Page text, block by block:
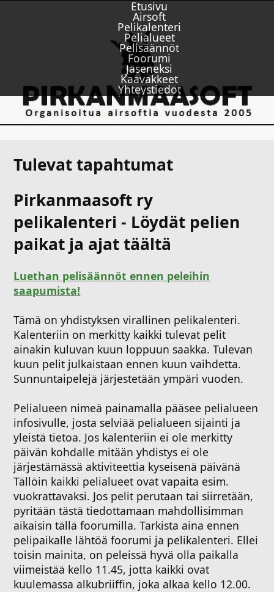
Etusivu
Airsoft
Pelikalenteri
Pelialueet
Pelisäännöt
Foorumi
Jäseneksi
Kaavakkeet
Yhteystiedot
Tulevat tapahtumat
Pirkanmaasoft ry
pelikalenteri - Löydät pelien
paikat ja ajat täältä
Luethan pelisäännöt ennen peleihin
saapumista!
Tämä on yhdistyksen virallinen pelikalenteri.
Kalenteriin on merkitty kaikki tulevat pelit
ainakin kuluvan kuun loppuun saakka. Tulevan
kuun pelit julkaistaan ennen kuun vaihdetta.
Sunnuntaipelejä järjestetään ympäri vuoden.
Pelialueen nimeä painamalla pääsee pelialueen
infosivulle, josta selviää pelialueen sijainti ja
yleistä tietoa. Jos kalenteriin ei ole merkitty
päivän kohdalle mitään yhdistys ei ole
järjestämässä aktiviteettia kyseisenä päivänä
Tällöin kaikki pelialueet ovat vapaita esim.
vuokrattavaksi. Jos pelit perutaan tai siirretään,
pyritään tästä tiedottamaan mahdollisimman
aikaisin tällä foorumilla. Tarkista aina ennen
pelipaikalle lähtöä foorumi ja pelikalenteri. Ellei
toisin mainita, on peleissä hyvä olla paikalla
viimeistää kello 11.45, jotta kaikki ovat
kuulemassa alkubriiffin, joka alkaa kello 12.00.